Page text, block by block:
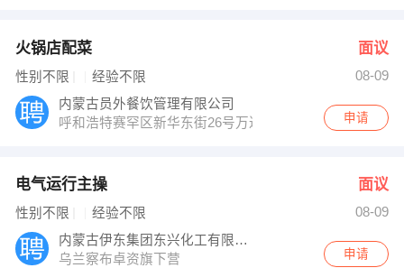
火锅店配菜 面议
性别不限 经验不限
08-09
内蒙古员外餐饮管理有限公司
呼和浩特赛罕区新华东街26号万达广场步行街三期西侧底
申请
电气运行主操 面议
性别不限 经验不限
08-09
内蒙古伊东集团东兴化工有限责任公司
乌兰察布卓资旗下营
申请